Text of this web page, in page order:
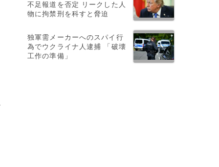
不足報道を否定 リークした人
物に拘禁刑を科すと脅迫
独軍需メーカーへのスパイ行
為でウクライナ人逮捕 「破壊
工作の準備」